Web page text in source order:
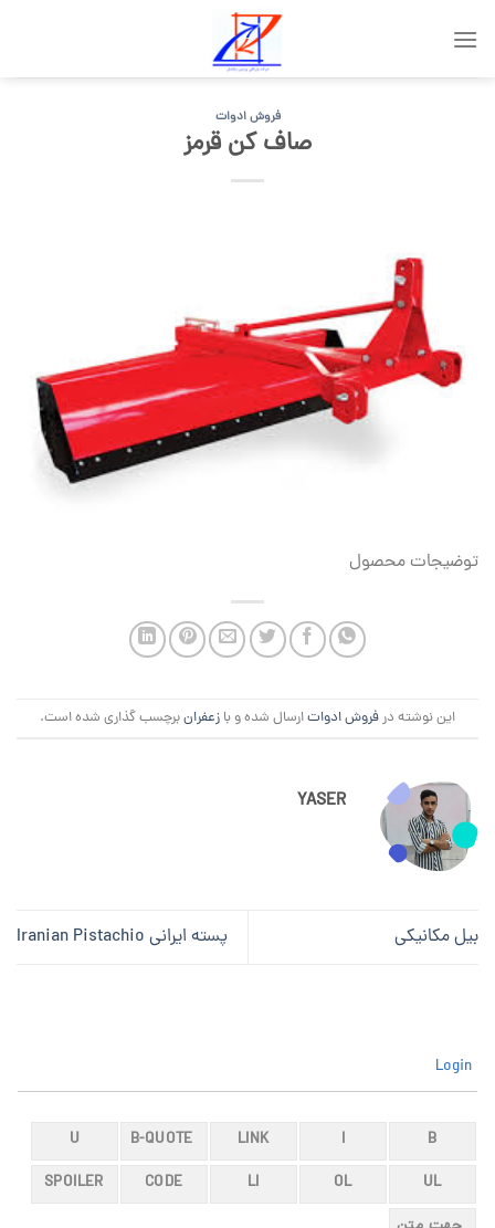
فروش ادوات
صاف کن قرمز
توضیجات محصول
این نوشته در فروش ادواتارسال شده و با زعفرانبرچسب گذاری شده است.
YASER
بیل مکانیکی پسته ایرانی Iranian Pistachio